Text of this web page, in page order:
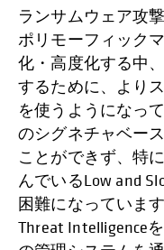
ランサムウェア攻
ポリモーフィック
化・高度化する中
するために、より
を使うようになっ
のシグネチャベー
ことができず、特
んでいるLow and
困難になっていま
Threat Intelligence